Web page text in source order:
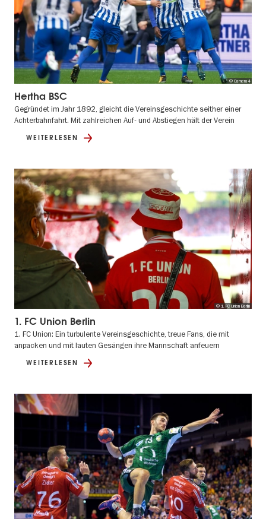
© Camera4
Hertha BSC
Gegründet im Jahr 1892, gleicht die Vereinsgeschichte seither einer
Achterbahnfahrt. Mit zahlreichen Auf- und Abstiegen hält der Verein
WEITERLESEN
© 1. FC Union Berlin
1. FC Union Berlin
1. FC Union: Ein turbulente Vereinsgeschichte, treue Fans, die mit
anpacken und mit lauten Gesängen ihre Mannschaft anfeuern
WEITERLESEN